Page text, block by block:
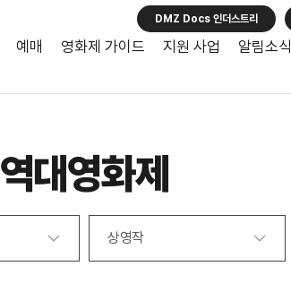
예매 영화제 가이드 지원 사업 알림소식
DMZ Docs 인더스트리
역대영화제
상영작